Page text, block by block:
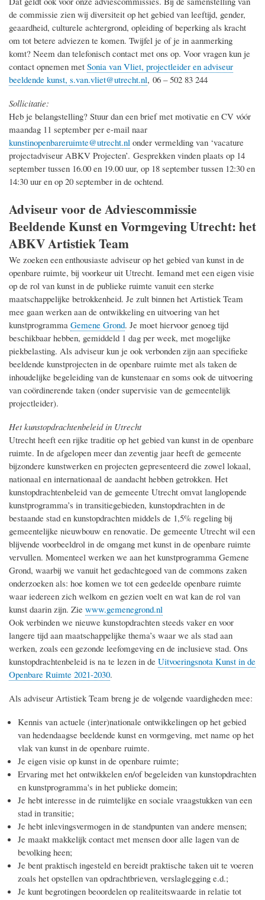
de commissie zien wij diversiteit op het gebied van leeftijd, gender,
geaardheid, culturele achtergrond, opleiding of beperking als kracht
om tot betere adviezen te komen. Twijfel je of je in aanmerking
komt? Neem dan telefonisch contact met ons op. Voor vragen kun je
contact opnemen met Sonia van Vliet, projectleider en adviseur
beeldende kunst, s.van.vliet@utrecht.nl, 06 – 502 83 244
Sollicitatie:
Heb je belangstelling? Stuur dan een brief met motivatie en CV vóór
maandag 11 september per e-mail naar
kunstinopenbareruimte@utrecht.nl onder vermelding van ‘vacature
projectadviseur ABKV Projecten’. Gesprekken vinden plaats op 14
september tussen 16.00 en 19.00 uur, op 18 september tussen 12:30 en
14:30 uur en op 20 september in de ochtend.
Adviseur voor de Adviescommissie
Beeldende Kunst en Vormgeving Utrecht: het
ABKV Artistiek Team
We zoeken een enthousiaste adviseur op het gebied van kunst in de
openbare ruimte, bij voorkeur uit Utrecht. Iemand met een eigen visie
op de rol van kunst in de publieke ruimte vanuit een sterke
maatschappelijke betrokkenheid. Je zult binnen het Artistiek Team
mee gaan werken aan de ontwikkeling en uitvoering van het
kunstprogramma Gemene Grond. Je moet hiervoor genoeg tijd
beschikbaar hebben, gemiddeld 1 dag per week, met mogelijke
piekbelasting. Als adviseur kun je ook verbonden zijn aan specifieke
beeldende kunstprojecten in de openbare ruimte met als taken de
inhoudelijke begeleiding van de kunstenaar en soms ook de uitvoering
van coördinerende taken (onder supervisie van de gemeentelijk
projectleider).
Het kunstopdrachtenbeleid in Utrecht
Utrecht heeft een rijke traditie op het gebied van kunst in de openbare
ruimte. In de afgelopen meer dan zeventig jaar heeft de gemeente
bijzondere kunstwerken en projecten gepresenteerd die zowel lokaal,
nationaal en internationaal de aandacht hebben getrokken. Het
kunstopdrachtenbeleid van de gemeente Utrecht omvat langlopende
kunstprogramma’s in transitiegebieden, kunstopdrachten in de
bestaande stad en kunstopdrachten middels de 1,5% regeling bij
gemeentelijke nieuwbouw en renovatie. De gemeente Utrecht wil een
blijvende voorbeeldrol in de omgang met kunst in de openbare ruimte
vervullen. Momenteel werken we aan het kunstprogramma Gemene
Grond, waarbij we vanuit het gedachtegoed van de commons zaken
onderzoeken als: hoe komen we tot een gedeelde openbare ruimte
waar iedereen zich welkom en gezien voelt en wat kan de rol van
kunst daarin zijn. Zie www.gemenegrond.nl
Ook verbinden we nieuwe kunstopdrachten steeds vaker en voor
langere tijd aan maatschappelijke thema’s waar we als stad aan
werken, zoals een gezonde leefomgeving en de inclusieve stad. Ons
kunstopdrachtenbeleid is na te lezen in de Uitvoeringsnota Kunst in de
Openbare Ruimte 2021-2030.
Als adviseur Artistiek Team breng je de volgende vaardigheden mee:
Kennis van actuele (inter)nationale ontwikkelingen op het gebied
van hedendaagse beeldende kunst en vormgeving, met name op het
vlak van kunst in de openbare ruimte.
Je eigen visie op kunst in de openbare ruimte;
Ervaring met het ontwikkelen en/of begeleiden van kunstopdrachten
en kunstprogramma's in het publieke domein;
Je hebt interesse in de ruimtelijke en sociale vraagstukken van een
stad in transitie;
Je hebt inlevingsvermogen in de standpunten van andere mensen;
Je maakt makkelijk contact met mensen door alle lagen van de
bevolking heen;
Je bent praktisch ingesteld en bereidt praktische taken uit te voeren
zoals het opstellen van opdrachtbrieven, verslaglegging e.d.;
Je kunt begrotingen beoordelen op realiteitswaarde in relatie tot